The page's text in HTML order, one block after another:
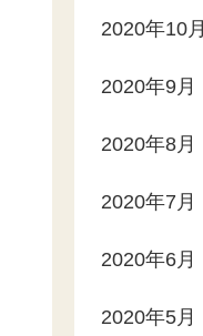
2020年10月
2020年9月
2020年8月
2020年7月
2020年6月
2020年5月